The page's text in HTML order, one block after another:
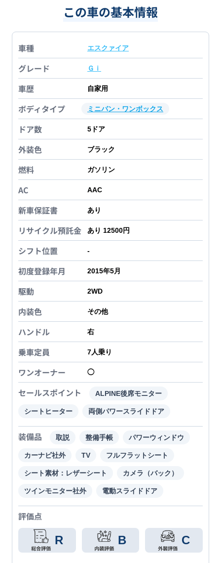
この車の基本情報
車種 エスクァイア
グレード Ｇｉ
車歴 自家用
ボディタイプ ミニバン・ワンボックス
ドア数 5 ドア
外装色 ブラック
燃料 ガソリン
AC AAC
新車保証書 あり
リサイクル預託金 あり 12500円
シフト位置 -
初度登録年月 2015年5月
駆動 2WD
内装色 その他
ハンドル 右
乗車定員 7人乗り
ワンオーナー ◯
セールスポイント ALPINE後席モニター
シートヒーター 両側パワースライドドア
装備品 取説 整備手帳 パワーウィンドウ
カーナビ社外 TV フルフラットシート
シート素材：レザーシート カメラ（バック）
ツインモニター社外 電動スライドドア
評価点
R B C